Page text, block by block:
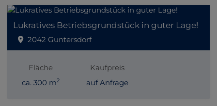
Lukratives Betriebsgrundstück in guter Lage!
2042 Guntersdorf
Fläche
ca. 300 m2
Kaufpreis
auf Anfrage